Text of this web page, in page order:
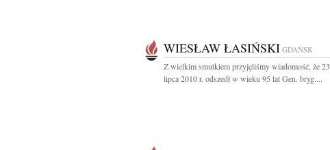
WIESŁAW ŁASIŃSKI GDAŃSK
Z wielkim smutkiem przyjęliśmy wiadomość, że 23
lipca 2010 r. odszedł w wieku 95 lat Gen. bryg....